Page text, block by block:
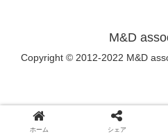
M&D
Copyright © 2012-2022 M&D
ホーム シェア